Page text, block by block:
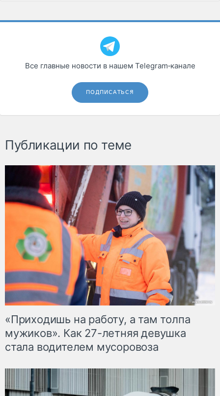
Все главные новости в нашем Telegram‑канале
ПОДПИСАТЬСЯ
Публикации по теме
«Приходишь на работу, а там толпа
мужиков». Как 27-летняя девушка
стала водителем мусоровоза